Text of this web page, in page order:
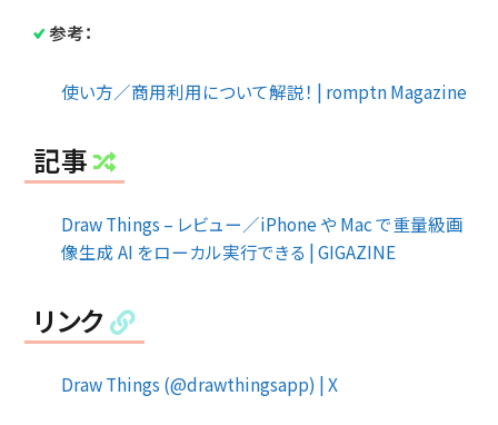
参考：
使い方／商用利用について解説！ | romptn Magazine
記事
Draw Things – レビュー／iPhone や Mac で重量級画
像生成 AI をローカル実行できる | GIGAZINE
リンク
Draw Things (@drawthingsapp) | X